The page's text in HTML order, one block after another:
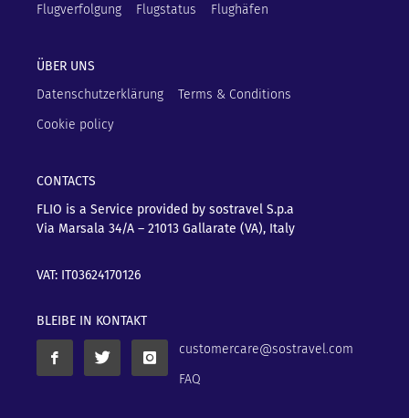
Flugverfolgung
Flugstatus Flughäfen
ÜBER UNS
Datenschutzerklärung
Terms & Conditions
Cookie policy
CONTACTS
FLIO is a Service provided by sostravel S.p.a
Via Marsala 34/A – 21013 Gallarate (VA), Italy
VAT: IT03624170126
BLEIBE IN KONTAKT
customercare@sostravel.com
FAQ